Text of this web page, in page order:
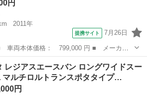
円
2011年
提携サイト 7月26日
アイシス ■ グレード名： プラタナ
煙車■静岡仕入■ 両側電動スライドドア
他
レジアスエースバン ロングワイドスー
マルチロルトランスポタタイプ…
円